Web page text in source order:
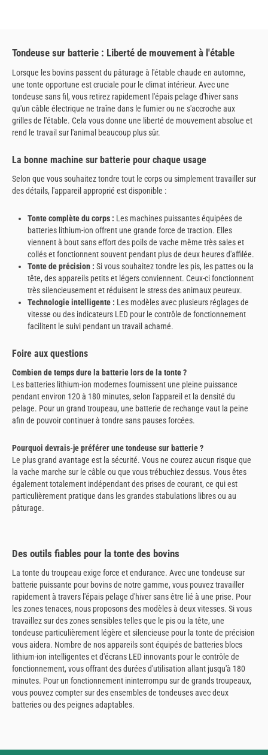
Tondeuse sur batterie : Liberté de mouvement à l'étable
Lorsque les bovins passent du pâturage à l'étable chaude en automne,
une tonte opportune est cruciale pour le climat intérieur. Avec une
tondeuse sans fil, vous retirez rapidement l'épais pelage d'hiver sans
qu'un câble électrique ne traîne dans le fumier ou ne s'accroche aux
grilles de l'étable. Cela vous donne une liberté de mouvement absolue et
rend le travail sur l'animal beaucoup plus sûr.
La bonne machine sur batterie pour chaque usage
Selon que vous souhaitez tondre tout le corps ou simplement travailler sur
des détails, l'appareil approprié est disponible :
Tonte complète du corps : Les machines puissantes équipées de
batteries lithium-ion offrent une grande force de traction. Elles
viennent à bout sans effort des poils de vache même très sales et
collés et fonctionnent souvent pendant plus de deux heures d'affilée.
Tonte de précision : Si vous souhaitez tondre les pis, les pattes ou la
tête, des appareils petits et légers conviennent. Ceux-ci fonctionnent
très silencieusement et réduisent le stress des animaux peureux.
Technologie intelligente : Les modèles avec plusieurs réglages de
vitesse ou des indicateurs LED pour le contrôle de fonctionnement
facilitent le suivi pendant un travail acharné.
Foire aux questions
Combien de temps dure la batterie lors de la tonte ?
Les batteries lithium-ion modernes fournissent une pleine puissance
pendant environ 120 à 180 minutes, selon l'appareil et la densité du
pelage. Pour un grand troupeau, une batterie de rechange vaut la peine
afin de pouvoir continuer à tondre sans pauses forcées.
Pourquoi devrais-je préférer une tondeuse sur batterie ?
Le plus grand avantage est la sécurité. Vous ne courez aucun risque que
la vache marche sur le câble ou que vous trébuchiez dessus. Vous êtes
également totalement indépendant des prises de courant, ce qui est
particulièrement pratique dans les grandes stabulations libres ou au
pâturage.
Des outils fiables pour la tonte des bovins
La tonte du troupeau exige force et endurance. Avec une tondeuse sur
batterie puissante pour bovins de notre gamme, vous pouvez travailler
rapidement à travers l'épais pelage d'hiver sans être lié à une prise. Pour
les zones tenaces, nous proposons des modèles à deux vitesses. Si vous
travaillez sur des zones sensibles telles que le pis ou la tête, une
tondeuse particulièrement légère et silencieuse pour la tonte de précision
vous aidera. Nombre de nos appareils sont équipés de batteries blocs
lithium-ion intelligentes et d'écrans LED innovants pour le contrôle de
fonctionnement, vous offrant des durées d'utilisation allant jusqu'à 180
minutes. Pour un fonctionnement ininterrompu sur de grands troupeaux,
vous pouvez compter sur des ensembles de tondeuses avec deux
batteries ou des peignes adaptables.